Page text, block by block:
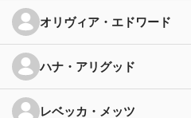
オリヴィア・エドワード
ハナ・アリグッド
レベッカ・メッツ